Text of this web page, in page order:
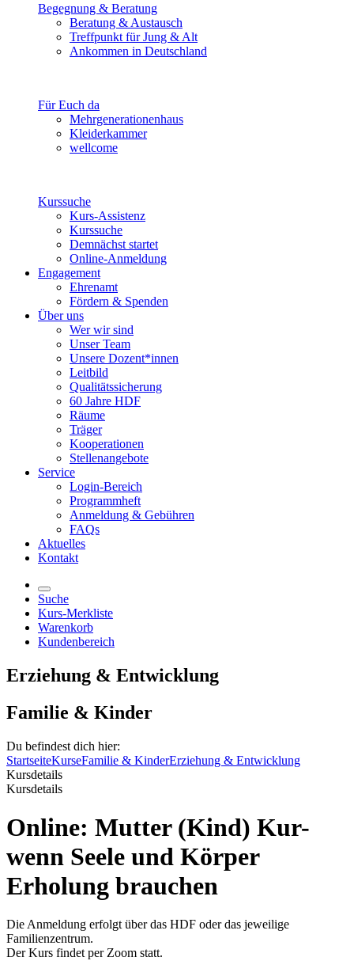
Begegnung & Beratung
Beratung & Austausch
Treffpunkt für Jung & Alt
Ankommen in Deutschland
Für Euch da
Mehrgenerationenhaus
Kleiderkammer
wellcome
Kurssuche
Kurs-Assistenz
Kurssuche
Demnächst startet
Online-Anmeldung
Engagement
Ehrenamt
Fördern & Spenden
Über uns
Wer wir sind
Unser Team
Unsere Dozent*innen
Leitbild
Qualitätssicherung
60 Jahre HDF
Räume
Träger
Kooperationen
Stellenangebote
Service
Login-Bereich
Programmheft
Anmeldung & Gebühren
FAQs
Aktuelles
Kontakt
Suche
Kurs-Merkliste
Warenkorb
Kundenbereich
Erziehung & Entwicklung
Familie & Kinder
Du befindest dich hier:
StartseiteKurseFamilie & KinderErziehung & Entwicklung
Kursdetails
Kursdetails
Online: Mutter (Kind) Kur-
wenn Seele und Körper
Erholung brauchen
Die Anmeldung erfolgt über das HDF oder das jeweilige
Familienzentrum.
Der Kurs findet per Zoom statt.